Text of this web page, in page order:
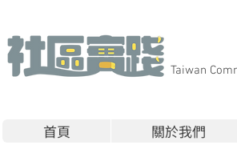
​Taiwan
首頁 關於我們